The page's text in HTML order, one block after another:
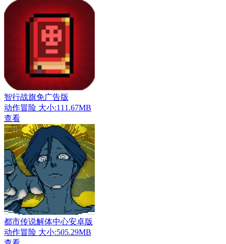
智行战旗免广告版
动作冒险 大小:111.67MB
查看
都市传说解体中心安卓版
动作冒险 大小:505.29MB